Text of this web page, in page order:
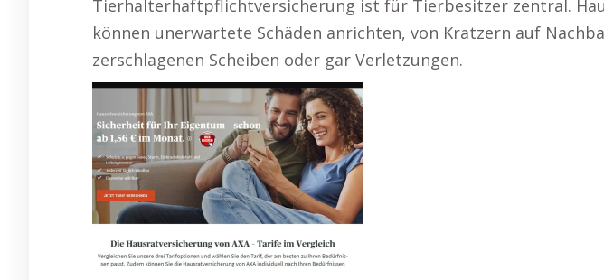
Tierhalterhaftpflichtversicherung ist für Tierbesitzer zentral.
können unerwartete Schäden anrichten, von Kratzern auf
zerschlagenen Scheiben oder gar Verletzungen.